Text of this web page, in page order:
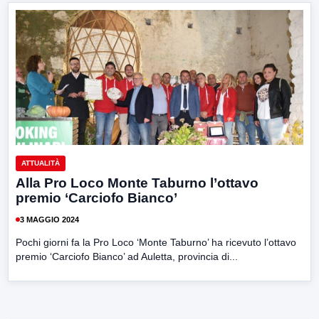
ATTUALITÀ
Alla Pro Loco Monte Taburno l’ottavo
premio ‘Carciofo Bianco’
3 MAGGIO 2024
Pochi giorni fa la Pro Loco ‘Monte Taburno’ ha ricevuto l’ottavo
premio ‘Carciofo Bianco’ ad Auletta, provincia di...